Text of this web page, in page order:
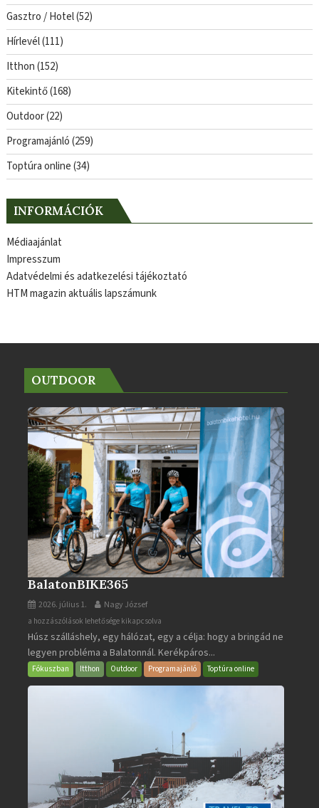
Gasztro / Hotel(52)
Hírlevél(111)
Itthon(152)
Kitekintő(168)
Outdoor(22)
Programajánló(259)
Toptúra online(34)
INFORMÁCIÓK
Médiaajánlat
Impresszum
Adatvédelmi és adatkezelési tájékoztató
HTM magazin aktuális lapszámunk
OUTDOOR
BalatonBIKE365
2026. július 1. Nagy József
BalatonBIKE365
bejegyzéshez
a hozzászólások lehetősége kikapcsolva
Húsz szálláshely, egy hálózat, egy a célja: hogy a bringád ne
legyen probléma a Balatonnál. Kerékpáros...
Fókuszban Itthon Outdoor Programajánló Toptúra online